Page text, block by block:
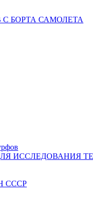
БОРТА САМОЛЕТА
ДЛЯ
СССР